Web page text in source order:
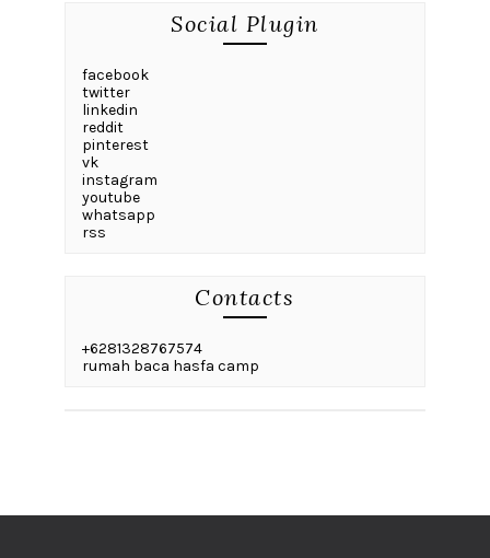
Social Plugin
facebook
twitter
linkedin
reddit
pinterest
vk
instagram
youtube
whatsapp
rss
Contacts
+6281328767574
rumah baca hasfa camp